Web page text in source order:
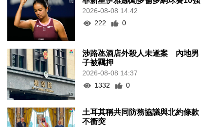
2026-08-08 14:42
222
0
涉路氹酒店外殺人未遂案 內地男
子被羈押
2026-08-08 14:37
1332
0
土耳其稱共同防務協議與北約條款
不衝突